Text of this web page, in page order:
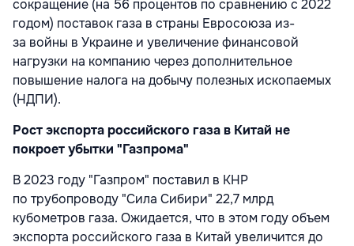
сокращение (на 56 процентов по сравнению с 2022
годом) поставок газа в страны Евросоюза из-
за войны в Украине и увеличение финансовой
нагрузки на компанию через дополнительное
повышение налога на добычу полезных ископаемых
(НДПИ).
Рост экспорта российского газа в Китай не
покроет убытки "Газпрома"
В 2023 году "Газпром" поставил в КНР
по трубопроводу "Сила Сибири" 22,7 млрд
кубометров газа. Ожидается, что в этом году объем
экспорта российского газа в Китай увеличится до